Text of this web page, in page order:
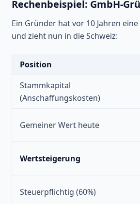
Rechenbeispiel: GmbH-
Ein Gründer hat vor 10 Jahren
und zieht nun in die Schweiz:
Position
Stammkapital
(Anschaffungskosten)
Gemeiner Wert heute
Wertsteigerung
Steuerpflichtig (60%)